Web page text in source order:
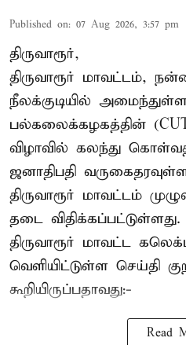
Published on: 07 Aug 2026, 3:57 pm
திருவாரூர்,
திருவாரூர் மாவட்டம்,
நீலக்குடியில்
பல்கலைக்கழகத்தின்
விழாவில் கலந்து
ஜனாதிபதி
திருவாரூர் மாவட்டம்
தடை விதிக்கப்பட்டுள்ளது.
திருவாரூர் மாவட்ட
வெளியிட்டுள்ள செய்தி
கூறியிருப்பதாவது:-
Read